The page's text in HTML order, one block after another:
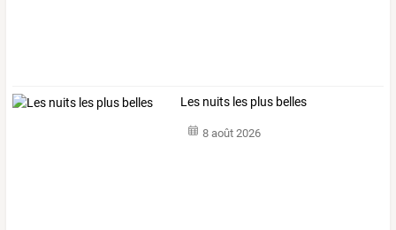
Les nuits les plus belles
8 août 2026